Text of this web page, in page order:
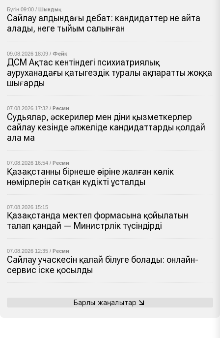
Бүгін 09:00 / Шындық
Сайлау алдындағы дебат: кандидаттер не айта
алады, неге тыйым салынған
09.08.2026 18:09 / Фейк
ДСМ Ақтас кентіндегі психиатриялық
ауруханадағы қатыгездік туралы ақпаратты жоққа
шығарды
07.08.2026 17:32 / Ресми
Судьялар, әскерилер мен діни қызметкерлер
сайлау кезінде әлжеліде кандидаттарды қолдай
ала ма
07.08.2026 16:54 / Ресми
Қазақстанның бірнеше өңіріне жалған көлік
нөмірлерін сатқан күдікті ұсталды
07.08.2026 15:15
Қазақстанда мектеп формасына қойылатын
талап қандай — Министрлік түсіндірді
07.08.2026 12:35 / Ресми
Сайлау учаскесін қалай білуге болады: онлайн-
сервис іске қосылды
Барлық жаңалықтар